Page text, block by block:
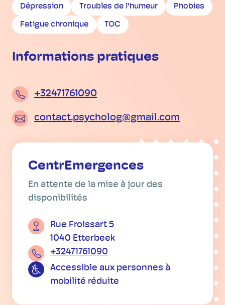
Dépression Troubles de l'humeur Phobies
Fatigue chronique TOC
Informations pratiques
+32471761090
contact.psycholog@gmail.com
CentrEmergences
En attente de la mise à jour des
disponibilités
Rue Froissart 5
1040 Etterbeek
+32471761090
Accessible aux personnes à
mobilité réduite